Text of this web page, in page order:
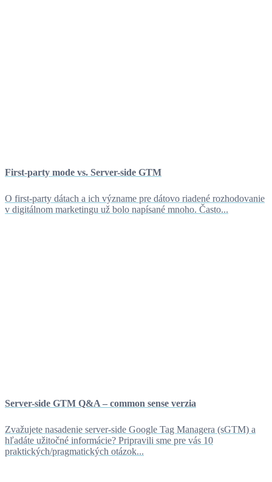
First-party mode vs. Server-side GTM
O first-party dátach a ich význame pre dátovo riadené rozhodovanie
v digitálnom marketingu už bolo napísané mnoho. Často...
Server-side GTM Q&A – common sense verzia
Zvažujete nasadenie server-side Google Tag Managera (sGTM) a
hľadáte užitočné informácie? Pripravili sme pre vás 10
praktických/pragmatických otázok...